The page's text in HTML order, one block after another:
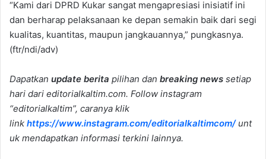
“Kami dari DPRD Kukar sangat mengapresiasi inisiatif ini
dan berharap pelaksanaan ke depan semakin baik dari segi
kualitas, kuantitas, maupun jangkauannya,” pungkasnya.
(ftr/ndi/adv)
Dapatkan update berita pilihan dan breaking news setiap
hari dari editorialkaltim.com. Follow instagram
“editorialkaltim”, caranya klik
link https://www.instagram.com/editorialkaltimcom/unt
uk mendapatkan informasi terkini lainnya.